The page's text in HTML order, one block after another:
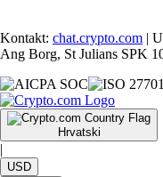
Kontakt: chat.crypto.com |
Ang Borg, St Julians SPK
Hrvatski
|
USD